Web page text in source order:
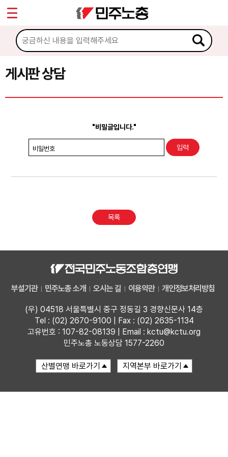
게시판 상담
"비밀글입니다."
비밀번호
목록
부설기관 민주노총 소개 오시는 길 이용약관 개인정보처리방침
(우) 04518 서울특별시 중구 정동길 3 경향신문사 14층
Tel : (02) 2670-9100 | Fax : (02) 2635-1134
고유번호 : 107-82-08139 | Email : kctu@kctu.org
민주노총 노동상담 1577-2260
마이페이지
소개
소식
노동상담
권리찾기수첩 검색
찾아보기
Sketchbook5, 스케치북5
Sketchbook5, 스케치북5